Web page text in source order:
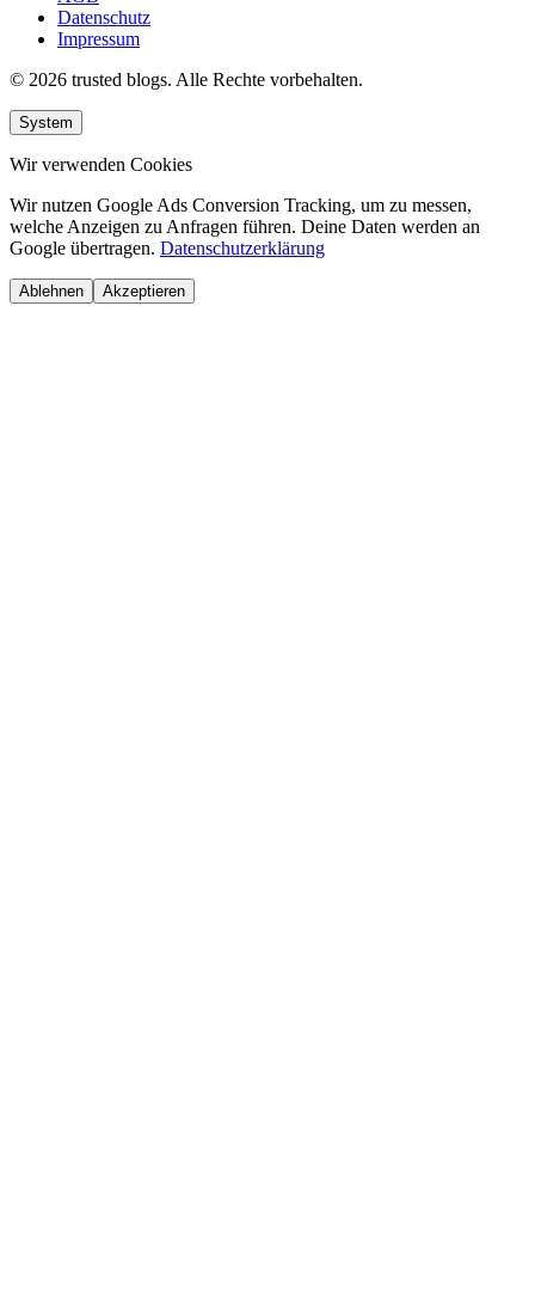
Datenschutz
Impressum
© 2026 trusted blogs. Alle Rechte vorbehalten.
System
Wir verwenden Cookies
Wir nutzen Google Ads Conversion Tracking, um zu messen,
welche Anzeigen zu Anfragen führen. Deine Daten werden an
Google übertragen. Datenschutzerklärung
Ablehnen Akzeptieren